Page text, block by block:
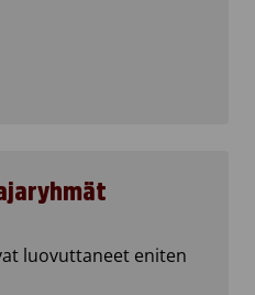
luovuttaneet eniten